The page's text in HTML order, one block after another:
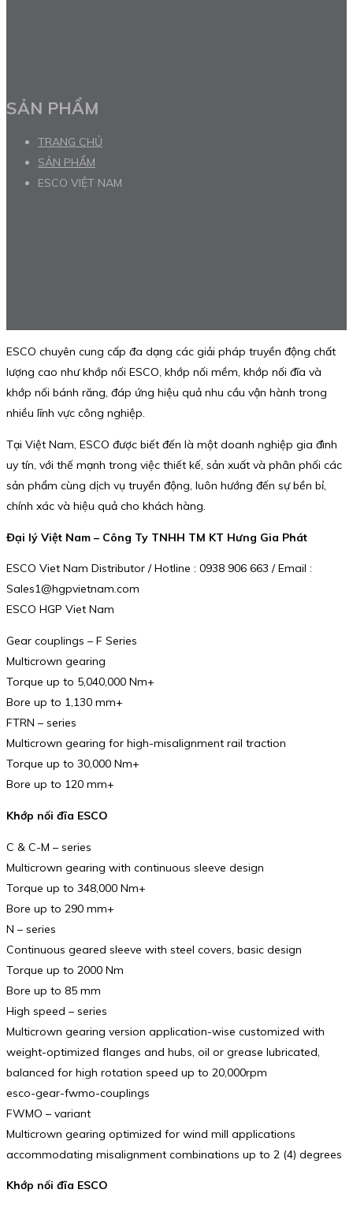
SẢN PHẨM
TRANG CHỦ
SẢN PHẨM
ESCO VIỆT NAM
ESCO chuyên cung cấp đa dạng các giải pháp truyền động chất
lượng cao như khớp nối ESCO, khớp nối mềm, khớp nối đĩa và
khớp nối bánh răng, đáp ứng hiệu quả nhu cầu vận hành trong
nhiều lĩnh vực công nghiệp.
Tại Việt Nam, ESCO được biết đến là một doanh nghiệp gia đình
uy tín, với thế mạnh trong việc thiết kế, sản xuất và phân phối các
sản phẩm cùng dịch vụ truyền động, luôn hướng đến sự bền bỉ,
chính xác và hiệu quả cho khách hàng.
Đại lý Việt Nam – Công Ty TNHH TM KT Hưng Gia Phát
ESCO Viet Nam Distributor / Hotline : 0938 906 663 / Email :
Sales1@hgpvietnam.com
ESCO HGP Viet Nam
Gear couplings – F Series
Multicrown gearing
Torque up to 5,040,000 Nm+
Bore up to 1,130 mm+
FTRN – series
Multicrown gearing for high-misalignment rail traction
Torque up to 30,000 Nm+
Bore up to 120 mm+
Khớp nối đĩa ESCO
C & C-M – series
Multicrown gearing with continuous sleeve design
Torque up to 348,000 Nm+
Bore up to 290 mm+
N – series
Continuous geared sleeve with steel covers, basic design
Torque up to 2000 Nm
Bore up to 85 mm
High speed – series
Multicrown gearing version application-wise customized with
weight-optimized flanges and hubs, oil or grease lubricated,
balanced for high rotation speed up to 20,000rpm
esco-gear-fwmo-couplings
FWMO – variant
Multicrown gearing optimized for wind mill applications
accommodating misalignment combinations up to 2 (4) degrees
Khớp nối đĩa ESCO